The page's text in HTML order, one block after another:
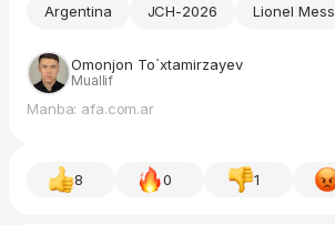
Argentina JCH-2026 Lionel
Omonjon To`xtamirzayev
Muallif
Manba: afa.com.ar
8 0 1